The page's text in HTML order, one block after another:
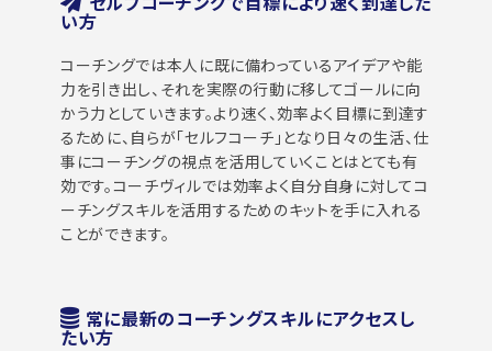
い方
コーチングでは本人に既に備わっているアイデアや能
力を引き出し、それを実際の行動に移してゴールに向
かう力としていきます。より速く、効率よく目標に到達す
るために、自らが「セルフコーチ」となり日々の生活、仕
事にコーチングの視点を活用していくことはとても有
効です。コーチヴィルでは効率よく自分自身に対してコ
ーチングスキルを活用するためのキットを手に入れる
ことができます。
常に最新のコーチングスキルにアクセスし
たい方